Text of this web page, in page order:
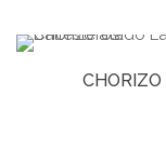
CHORIZO